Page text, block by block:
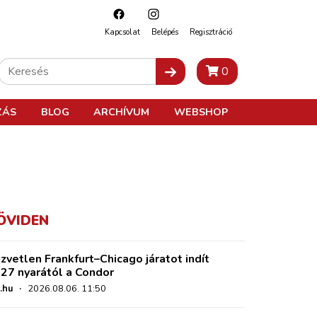
Kapcsolat Belépés Regisztráció
0
BLOG ARCHÍVUM WEBSHOP
Frankfurt–Chicago járatot indít
nyarától a Condor
· 2026.08.06. 11:50